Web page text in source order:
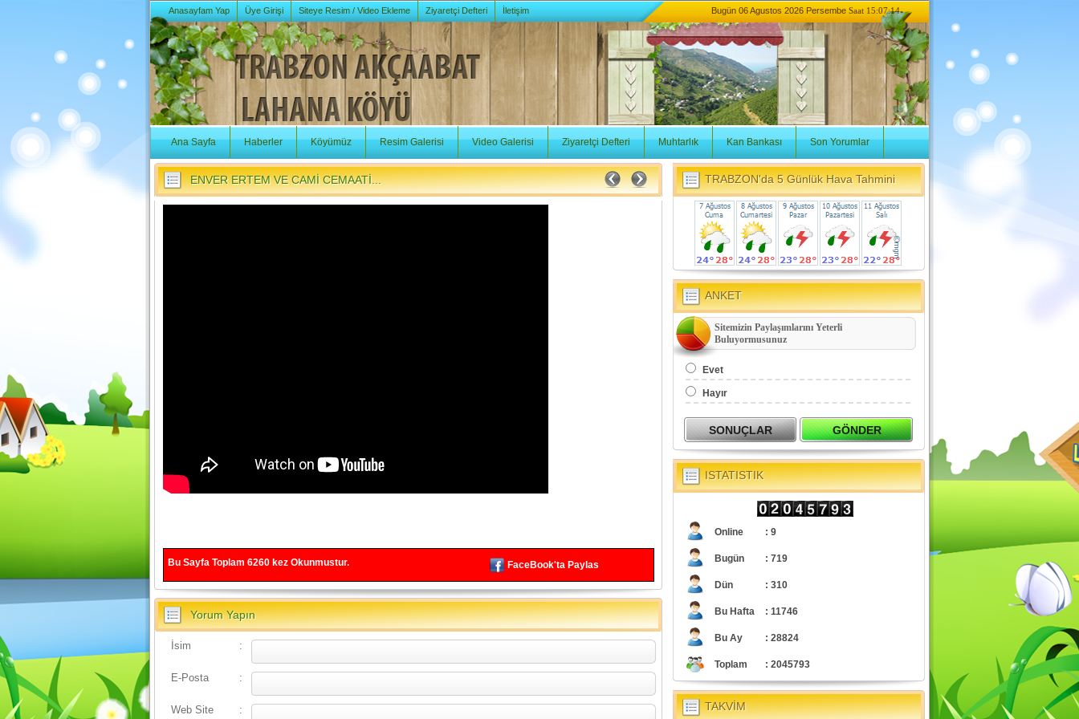
Anasayfam Yap Üye Girişi Siteye Resim / Video Ekleme Ziyaretçi Defteri İletişim Bugün 06 Agustos 2026 Persembe Saat 15:07:14
Ana Sayfa Haberler Köyümüz Resim Galerisi Video Galerisi Ziyaretçi Defteri Muhtarlık Kan Bankası Son Yorumlar
ENVER ERTEM VE CAMİ CEMAATİ...
Bu Sayfa Toplam 6260kez Okunmustur. FaceBook'ta Paylas
Yorum Yapın
İsim :
E-Posta :
Web Site :
TRABZON'da 5 Günlük Hava Tahmini
ANKET
Sitemizin Paylaşımlarını Yeterli
Buluyormusunuz
Evet
Hayır
ISTATISTIK
Online : 9
Bugün : 719
Dün : 310
Bu Hafta : 11746
Bu Ay : 28824
Toplam : 2045793
TAKVİM